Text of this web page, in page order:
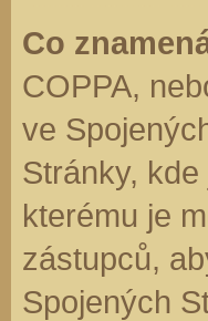
Co
COPPA,
ve
Stránky,
kterému je
zástupců,
Spojených